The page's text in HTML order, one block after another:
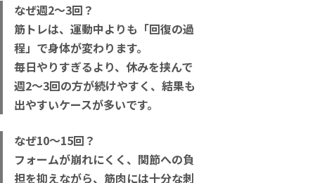
なぜ週2〜3回？
筋トレは、運動中よりも「回復の過
程」で身体が変わります。
毎日やりすぎるより、休みを挟んで
週2〜3回の方が続けやすく、結果も
出やすいケースが多いです。
なぜ10〜15回？
フォームが崩れにくく、関節への負
担を抑えながら、筋肉には十分な刺